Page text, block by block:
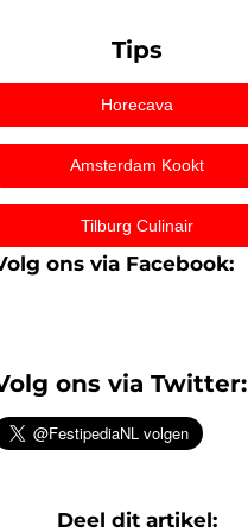
Tips
Horecava
Amsterdam Kookt
Tilburg Culinair
ons via Facebook:
ons via Twitter:
Deel dit artikel: